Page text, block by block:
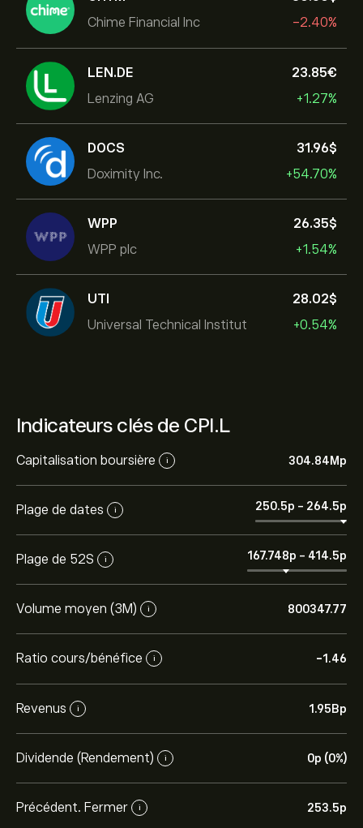
Chime Financial Inc
-2.40%
LEN.DE
Lenzing AG
23.85‎€‎
+1.27%
DOCS
Doximity Inc.
31.96‎$‎
+54.70%
WPP
WPP plc
26.35‎$‎
+1.54%
UTI
Universal Technical Institut
28.02‎$‎
+0.54%
Indicateurs clés de CPI.L
Capitalisation boursière i 304.84M‎p‎
Plage de dates i 250.5‎p‎ - 264.5‎p‎
Plage de 52S i 167.748‎p‎ - 414.5‎p‎
Volume moyen (3M) i 800347.77
Ratio cours/bénéfice i -1.46
Revenus i 1.95B‎p‎
Dividende (Rendement) i 0‎p‎ (0%)
Précédent. Fermer i 253.5‎p‎